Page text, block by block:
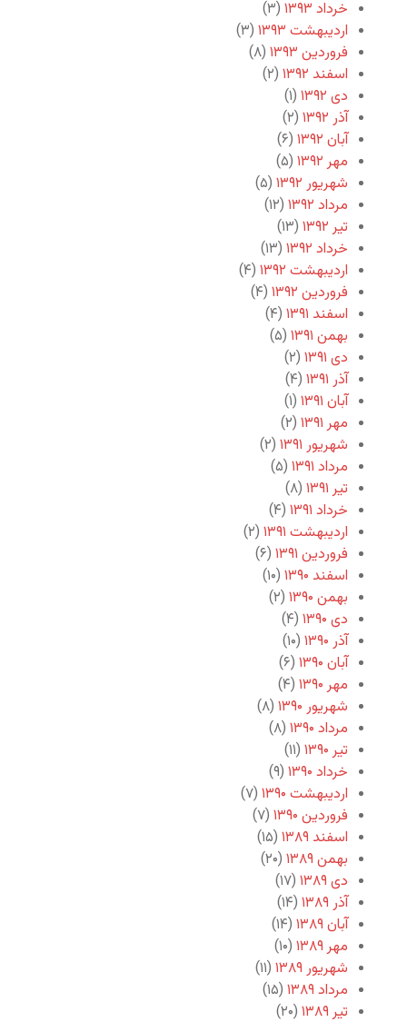
خرداد ۱۳۹۳
(۳)
اردیبهشت ۱۳۹۳
(۳)
فروردین ۱۳۹۳
(۸)
اسفند ۱۳۹۲
(۲)
دی ۱۳۹۲
(۱)
آذر ۱۳۹۲
(۲)
آبان ۱۳۹۲
(۶)
مهر ۱۳۹۲
(۵)
شهریور ۱۳۹۲
(۵)
مرداد ۱۳۹۲
(۱۲)
تیر ۱۳۹۲
(۱۳)
خرداد ۱۳۹۲
(۱۳)
اردیبهشت ۱۳۹۲
(۴)
فروردین ۱۳۹۲
(۴)
اسفند ۱۳۹۱
(۴)
بهمن ۱۳۹۱
(۵)
دی ۱۳۹۱
(۲)
آذر ۱۳۹۱
(۴)
آبان ۱۳۹۱
(۱)
مهر ۱۳۹۱
(۲)
شهریور ۱۳۹۱
(۲)
مرداد ۱۳۹۱
(۵)
تیر ۱۳۹۱
(۸)
خرداد ۱۳۹۱
(۴)
اردیبهشت ۱۳۹۱
(۲)
فروردین ۱۳۹۱
(۶)
اسفند ۱۳۹۰
(۱۰)
بهمن ۱۳۹۰
(۲)
دی ۱۳۹۰
(۴)
آذر ۱۳۹۰
(۱۰)
آبان ۱۳۹۰
(۶)
مهر ۱۳۹۰
(۴)
شهریور ۱۳۹۰
(۸)
مرداد ۱۳۹۰
(۸)
تیر ۱۳۹۰
(۱۱)
خرداد ۱۳۹۰
(۹)
اردیبهشت ۱۳۹۰
(۷)
فروردین ۱۳۹۰
(۷)
اسفند ۱۳۸۹
(۱۵)
بهمن ۱۳۸۹
(۲۰)
دی ۱۳۸۹
(۱۷)
آذر ۱۳۸۹
(۱۴)
آبان ۱۳۸۹
(۱۴)
مهر ۱۳۸۹
(۱۰)
شهریور ۱۳۸۹
(۱۱)
مرداد ۱۳۸۹
(۱۵)
تیر ۱۳۸۹
(۲۰)